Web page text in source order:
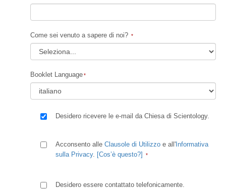
Come sei venuto a sapere di noi?
Booklet Language
Desidero ricevere le e-mail da Chiesa di Scientology.
Acconsento alle Clausole di Utilizzo e all' Informativa
sulla Privacy. [Cos’è questo?]
Desidero essere contattato telefonicamente.